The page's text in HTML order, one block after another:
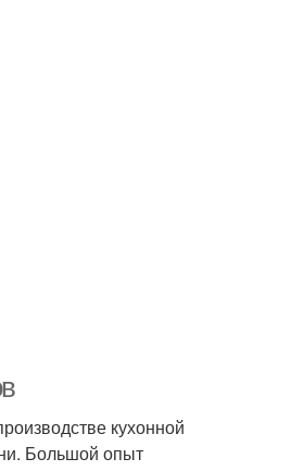
кухонной
Большой опыт